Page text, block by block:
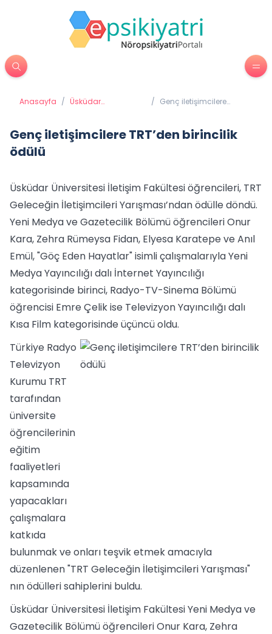
Anasayfa / Üsküdar
/ Genç iletişimcilere
Genç iletişimcilere TRT’den birincilik
ödülü
Üsküdar Üniversitesi İletişim Fakültesi öğrencileri, TRT
Geleceğin İletişimcileri Yarışması’ndan ödülle döndü.
Yeni Medya ve Gazetecilik Bölümü öğrencileri Onur
Kara, Zehra Rümeysa Fidan, Elyesa Karatepe ve Anıl
Emül, "Göç Eden Hayatlar" isimli çalışmalarıyla Yeni
Medya Yayıncılığı dalı İnternet Yayıncılığı
kategorisinde birinci, Radyo-TV-Sinema Bölümü
öğrencisi Emre Çelik ise Televizyon Yayıncılığı dalı
Kısa Film kategorisinde üçüncü oldu.
Türkiye Radyo
Televizyon
Kurumu TRT
tarafından
üniversite
öğrencilerinin
eğitim
faaliyetleri
kapsamında
yapacakları
çalışmalara
katkıda
bulunmak ve onları teşvik etmek amacıyla
düzenlenen "TRT Geleceğin İletişimcileri Yarışması"
nın ödülleri sahiplerini buldu.
Üsküdar Üniversitesi İletişim Fakültesi Yeni Medya ve
Gazetecilik Bölümü öğrencileri Onur Kara, Zehra